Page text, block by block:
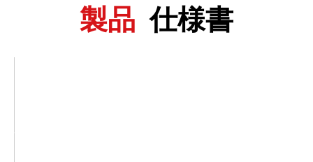
製品 仕様書